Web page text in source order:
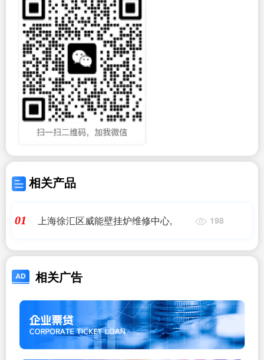
相关产品
01 上海徐汇区威能壁挂炉维修中心, 198
相关广告